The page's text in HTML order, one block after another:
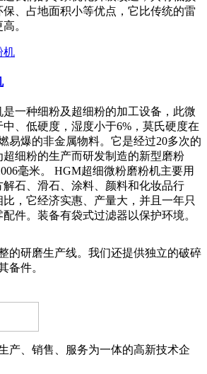
、占地面积小等优点，它比传统的雷
。
是一种细粉及超细粉的加工设备，此微
、低硬度，湿度小于6%，莫氏硬度在
易爆的非金属物料。它是经过20多次的
细粉的生产而研发制造的新型磨粉
毫米。 HGM超细微粉磨粉机主要用
石、滑石、涂料、颜料和化妆品行
，它经济实惠、产量大，并且一年只
件。装备有袋式过滤器以保护环境。
的研磨生产线。我们还提供独立的破碎
备件。
产、销售、服务为一体的高新技术企